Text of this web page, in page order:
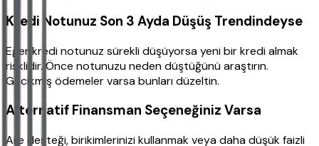
Kredi Notunuz Son 3 Ayda Düşüş Trendindeyse
Eğer kredi notunuz sürekli düşüyorsa yeni bir kredi almak
risklidir. Önce notunuzu neden düştüğünü araştırın.
Gecikmiş ödemeler varsa bunları düzeltin.
Alternatif Finansman Seçeneğiniz Varsa
Aile desteği, birikimlerinizi kullanmak veya daha düşük faizli